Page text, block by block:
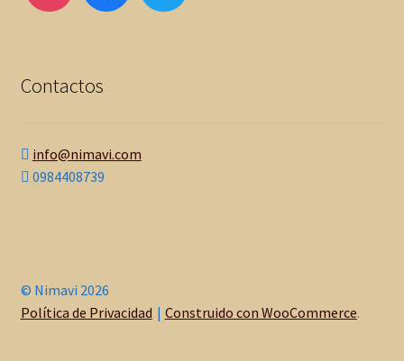
Contactos
info@nimavi.com
0984408739
© Nimavi 2026
Política de Privacidad
Construido con WooCommerce.